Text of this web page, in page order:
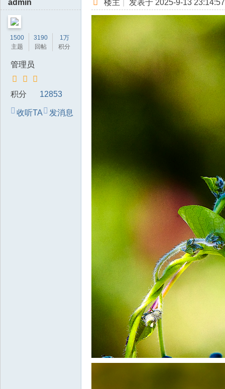
admin
1500
主题
3190
回帖
1万
积分
管理员
积分 12853
收听TA 发消息
楼主 发表于 2025-9-13 23:14:57